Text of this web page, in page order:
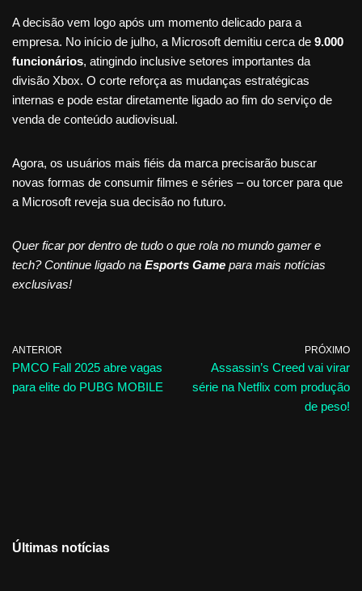
A decisão vem logo após um momento delicado para a
empresa. No início de julho, a Microsoft demitiu cerca de 9.000
funcionários, atingindo inclusive setores importantes da
divisão Xbox. O corte reforça as mudanças estratégicas
internas e pode estar diretamente ligado ao fim do serviço de
venda de conteúdo audiovisual.
Agora, os usuários mais fiéis da marca precisarão buscar
novas formas de consumir filmes e séries – ou torcer para que
a Microsoft reveja sua decisão no futuro.
Quer ficar por dentro de tudo o que rola no mundo gamer e
tech? Continue ligado na Esports Game para mais notícias
exclusivas!
ANTERIOR
PMCO Fall 2025 abre vagas
para elite do PUBG MOBILE
PRÓXIMO
Assassin’s Creed vai virar
série na Netflix com produção
de peso!
Últimas notícias